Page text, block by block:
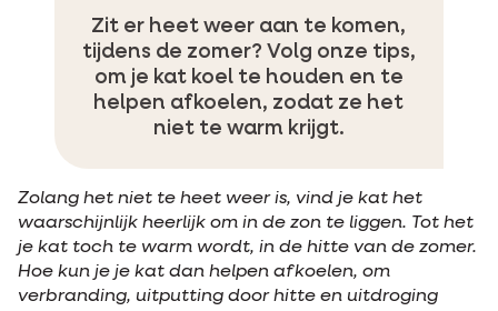
Zit er heet weer aan te komen,
tijdens de zomer? Volg onze tips,
om je kat koel te houden en te
helpen afkoelen, zodat ze het
niet te warm krijgt.
Zolang het niet te heet weer is, vind je kat het
waarschijnlijk heerlijk om in de zon te liggen. Tot het
je kat toch te warm wordt, in de hitte van de zomer.
Hoe kun je je kat dan helpen afkoelen, om
verbranding, uitputting door hitte en uitdroging